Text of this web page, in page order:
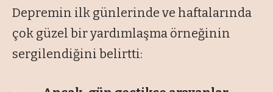
Depremin ilk günlerinde ve haftalarında
çok güzel bir yardımlaşma örneğinin
sergilendiğini belirtti: